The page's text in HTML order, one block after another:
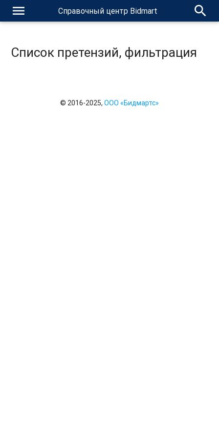
menu Справочный центр Bidmart search
Список претензий, фильтрация
© 2016-2025, ООО «Бидмартс»